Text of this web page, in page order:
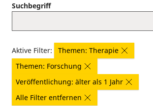
Suchbegriff
Aktive Filter:
Themen: Therapie
Themen: Forschung
Veröffentlichung: älter als 1 Jahr
Alle Filter entfernen